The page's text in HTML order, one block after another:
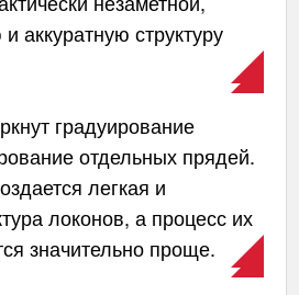
аккуратную структуру
градуирование
отдельных прядей.
легкая и
локонов, а процесс их
значительно проще.